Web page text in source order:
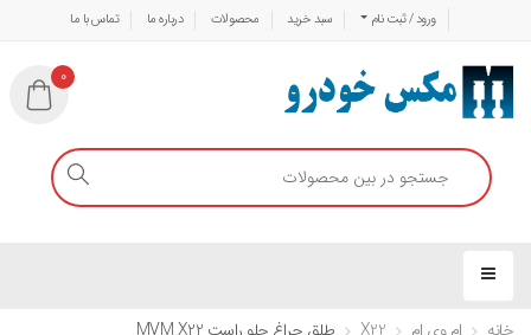
ورود / ثبت نام سبد خرید محصولات درباره ما تماس با ما
0